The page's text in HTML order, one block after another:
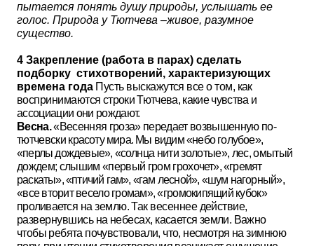
пытается понять душу природы, услышать ее
голос. Природа у Тютчева –живое, разумное
существо.
4 Закрепление (работа в парах) сделать
подборку стихотворений, характеризующих
времена года Пусть выскажутся все о том, как
воспринимаются строки Тютчева, какие чувства и
ассоциации они рождают.
Весна.«Весенняя гроза» передает возвышенную по-
тютчевски красоту мира. Мы видим «небо голубое»,
«перлы дождевые», «солн­ца нити золотые», лес, омытый
дождем; слышим «первый гром грохочет», «гремят
раскаты», «птичий гам», «гам лесной», «шум нагор­ный»,
«все вторит весело громам», «громокипящий кубок»
проливается на землю. Так весеннее действие,
развернувшись на небесах, касается земли. Важно
чтобы ребята почувствовали, что, несмотря на зимнюю